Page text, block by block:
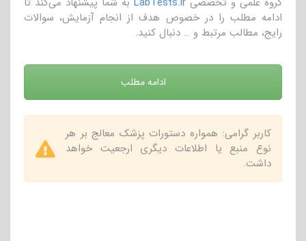
ادامه مطلب را در خصوص هدف از انجام آزمایش، سوالات
رایج، مطالب مرتبط و … دنبال کنید.
ادامه مطلب
کاربر گرامی: همواره دستورات پزشک معالج بر هر
نوع منبع یا اطلاعات دیگری ارجعیت خواهد
داشت.